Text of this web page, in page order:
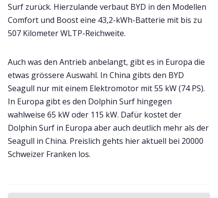
Surf zurück. Hierzulande verbaut BYD in den Modellen
Comfort und Boost eine 43,2-kWh-Batterie mit bis zu
507 Kilometer WLTP-Reichweite.
Auch was den Antrieb anbelangt, gibt es in Europa die
etwas grössere Auswahl. In China gibts den BYD
Seagull nur mit einem Elektromotor mit 55 kW (74 PS).
In Europa gibt es den Dolphin Surf hingegen
wahlweise 65 kW oder 115 kW. Dafür kostet der
Dolphin Surf in Europa aber auch deutlich mehr als der
Seagull in China. Preislich gehts hier aktuell bei 20000
Schweizer Franken los.